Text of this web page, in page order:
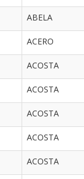
ABELA
ACERO
ACOSTA
ACOSTA
ACOSTA
ACOSTA
ACOSTA